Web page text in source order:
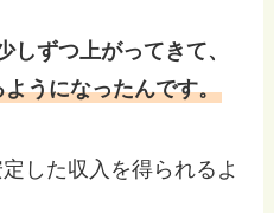
しずつ上がってきて、
うになったんです。
した収入を得られるよ